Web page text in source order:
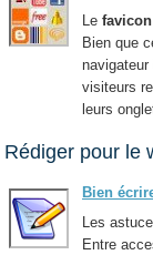
Lefavicon
Bien que
visiteurs
leurs
Rédiger pour le
Bien
Les
Entre